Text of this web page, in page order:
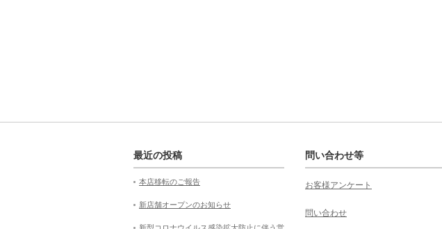
最近の投稿
本店移転のご報告
新店舗オープンのお知らせ
問い合わせ等
お客様アンケート
問い合わせ